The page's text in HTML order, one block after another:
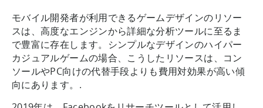
モバイル開発者が利用できるゲームデザインのリソー
スは、高度なエンジンから詳細な分析ツールに至るま
で豊富に存在します。シンプルなデザインのハイパー
カジュアルゲームの場合、こうしたリソースは、コン
ソールやPC向けの代替手段よりも費用対効果が高い傾
向にあります。.